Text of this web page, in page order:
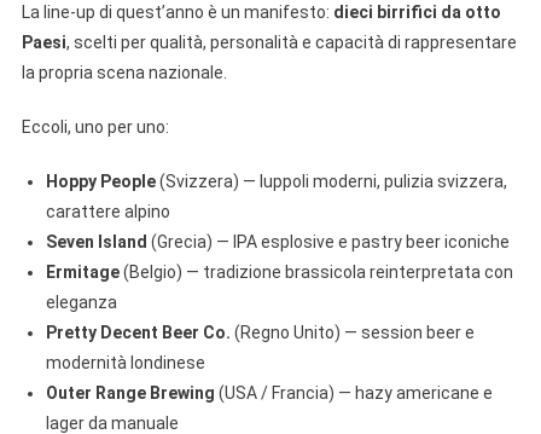
La line-up di quest’anno è un manifesto: dieci birrifici da otto
Paesi, scelti per qualità, personalità e capacità di rappresentare
la propria scena nazionale.
Eccoli, uno per uno:
Hoppy People(Svizzera) — luppoli moderni, pulizia svizzera,
carattere alpino
Seven Island (Grecia) — IPA esplosive e pastry beer iconiche
Ermitage(Belgio) — tradizione brassicola reinterpretata con
eleganza
Pretty Decent Beer Co. (Regno Unito) — session beer e
modernità londinese
Outer Range Brewing (USA / Francia) — hazy americane e
lager da manuale